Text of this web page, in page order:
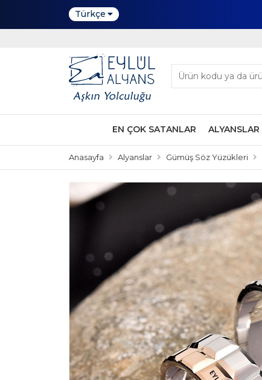
Türkçe
EN ÇOK SATANLAR ALYANSLAR
Anasayfa Alyanslar Gümüş Söz Yüzükleri